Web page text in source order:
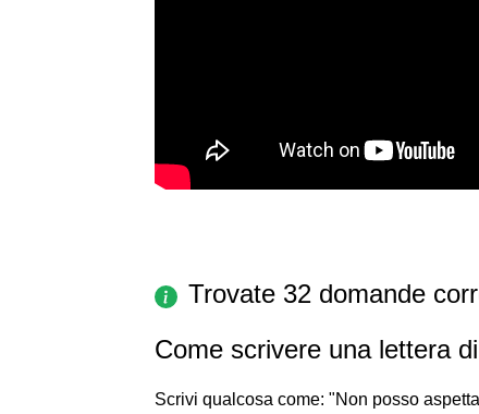
Trovate 32 domande
Come scrivere una lettera
Scrivi qualcosa come: "Non posso